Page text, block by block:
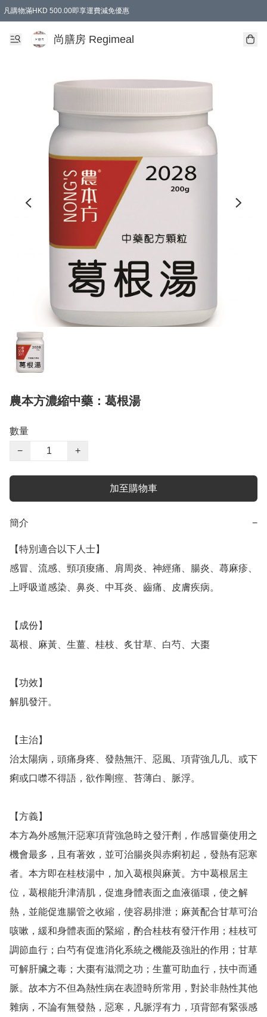
凡購物滿HKD 500.00即享運費減免優惠
尚膳房 Regimeal
農本方濃縮中藥：葛根湯
數量
−
+
加至購物車
簡介 −
【特別適合以下人士】
感冒、流感、頸項痠痛、肩周炎、神經痛、腸炎、蕁麻疹、
上呼吸道感染、鼻炎、中耳炎、齒痛、皮膚疾病。
【成份】
葛根、麻黃、生薑、桂枝、炙甘草、白芍、大棗
【功效】
解肌發汗。
【主治】
治太陽病，頭痛身疼、發熱無汗、惡風、項背強几几、或下
痢或口噤不得語，欲作剛痙、苔薄白、脈浮。
【方義】
本方為外感無汗惡寒項背強急時之發汗劑，作感冒藥使用之
機會最多，且有著效，並可治腸炎與赤痢初起，發熱有惡寒
者。本方即在桂枝湯中，加入葛根與麻黃。方中葛根居主
位，葛根能升津清肌，促進身體表面之血液循環，使之解
熱，並能促進腸管之收縮，使容易排泄；麻黃配合甘草可治
咳嗽，緩和身體表面的緊縮，酌合桂枝有發汗作用；桂枝可
調節血行；白芍有促進消化系統之機能及強壯的作用；甘草
可解肝臟之毒；大棗有滋潤之功；生薑可助血行，扶中而通
脈。故本方不但為熱性病在表證時所常用，對於非熱性其他
雜病，不論有無發熱，惡寒，凡脈浮有力，項背部有緊張感